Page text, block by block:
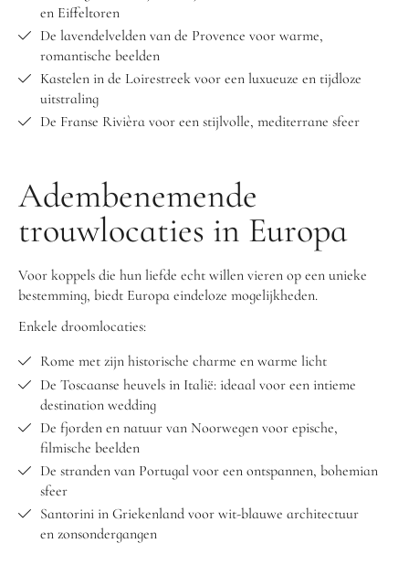
en Eiffeltoren
De lavendelvelden van de Provence voor warme,
romantische beelden
Kastelen in de Loirestreek voor een luxueuze en tijdloze
uitstraling
De Franse Rivièra voor een stijlvolle, mediterrane sfeer
Adembenemende
trouwlocaties in Europa
Voor koppels die hun liefde echt willen vieren op een unieke
bestemming, biedt Europa eindeloze mogelijkheden.
Enkele droomlocaties:
Rome met zijn historische charme en warme licht
De Toscaanse heuvels in Italië: ideaal voor een intieme
destination wedding
De fjorden en natuur van Noorwegen voor epische,
filmische beelden
De stranden van Portugal voor een ontspannen, bohemian
sfeer
Santorini in Griekenland voor wit-blauwe architectuur
en zonsondergangen